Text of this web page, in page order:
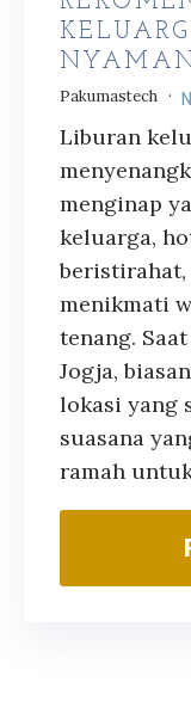
Pakumastech
Liburan
menginap
keluarga,
menikmati
tenang.
Jogja,
lokasi yang
suasana
ramah